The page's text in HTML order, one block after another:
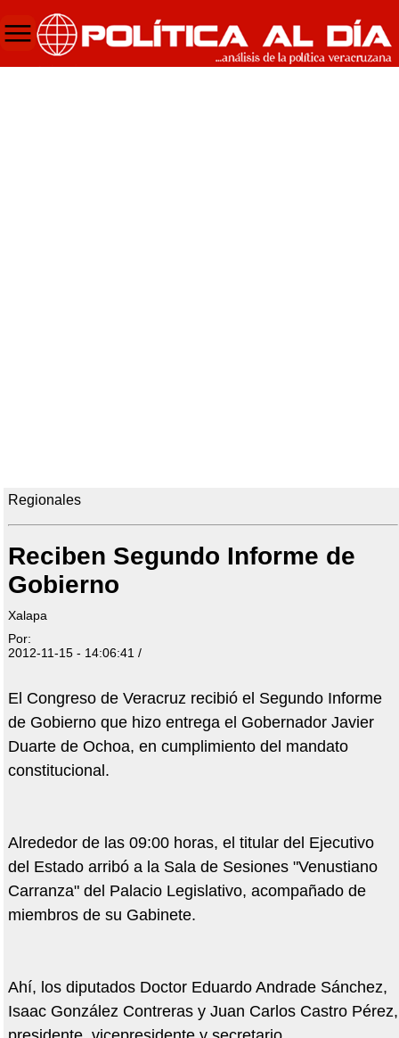
Regionales
Reciben Segundo Informe de
Gobierno
Xalapa
Por:
2012-11-15 - 14:06:41 /
El Congreso de Veracruz recibió el Segundo Informe
de Gobierno que hizo entrega el Gobernador Javier
Duarte de Ochoa, en cumplimiento del mandato
constitucional.
Alrededor de las 09:00 horas, el titular del Ejecutivo
del Estado arribó a la Sala de Sesiones "Venustiano
Carranza" del Palacio Legislativo, acompañado de
miembros de su Gabinete.
Ahí, los diputados Doctor Eduardo Andrade Sánchez,
Isaac González Contreras y Juan Carlos Castro Pérez,